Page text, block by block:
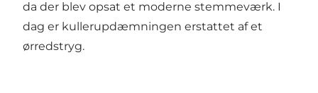
da der blev opsat et moderne stemmeværk. I
dag er kullerupdæmningen erstattet af et
ørredstryg.